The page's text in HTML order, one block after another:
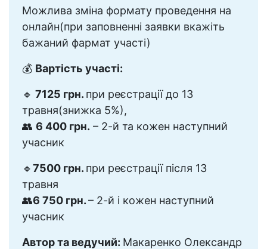
Можлива зміна формату проведення на
онлайн(при заповненні заявки вкажіть
бажаний фармат участі)
💰 Вартість участі:
🔹 7125 грн. при реєстрації до 13
травня(знижка 5%),
👥 6 400 грн. – 2-й та кожен наступний
учасник
🔹7500 грн. при реєстрації після 13
травня
👥6 750 грн.– 2-й і кожен наступний
учасник
Автор та ведучий: Макаренко Олександр